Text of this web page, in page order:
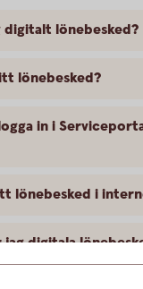
digitalt lönebesked?
lönebesked?
in i
lönebesked i
digitala